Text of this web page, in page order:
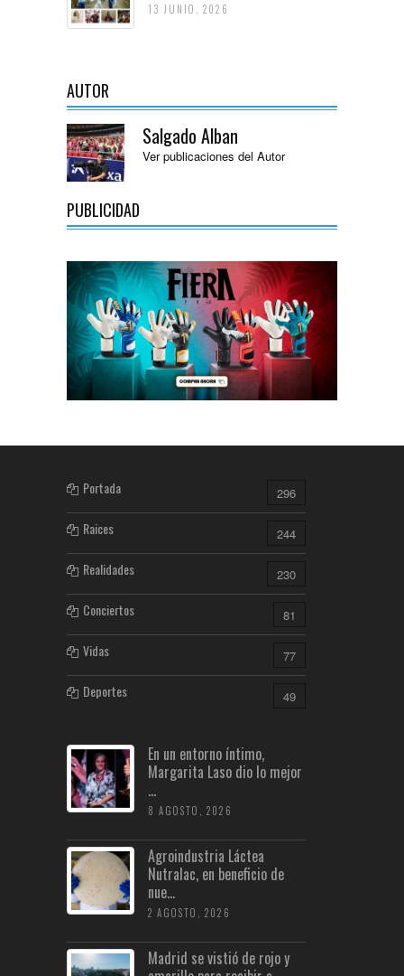
13 JUNIO, 2026
AUTOR
Salgado Alban
Ver publicaciones del Autor
PUBLICIDAD
Portada 296
Raices 244
Realidades 230
Conciertos 81
Vidas 77
Deportes 49
En un entorno íntimo,
Margarita Laso dio lo mejor
...
8 AGOSTO, 2026
Agroindustria Láctea
Nutralac, en beneficio de
nue...
2 AGOSTO, 2026
Madrid se vistió de rojo y